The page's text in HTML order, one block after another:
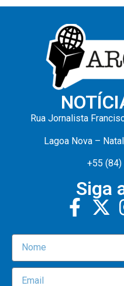
Rua Jornalista
Lagoa Nova –
+55
Siga